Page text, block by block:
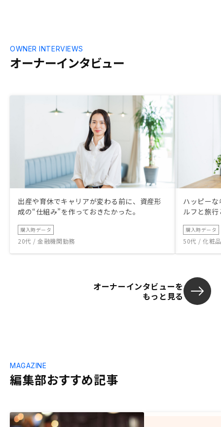
定性的な部分も整理し提示いただけるとよ
り検討しやすくなると思います。
オーナーインタビュー
OWNER INTERVIEWS
出産や育休でキャリアが変わる前に、資産形
成の“仕組み”を作っておきたかった。
購入時データ
20代 / 金融機関勤務
ハッピー
ルフと旅
購入時データ
50代 / 化粧
オーナーインタビューを
もっと見る
編集部おすすめ記事
MAGAZINE